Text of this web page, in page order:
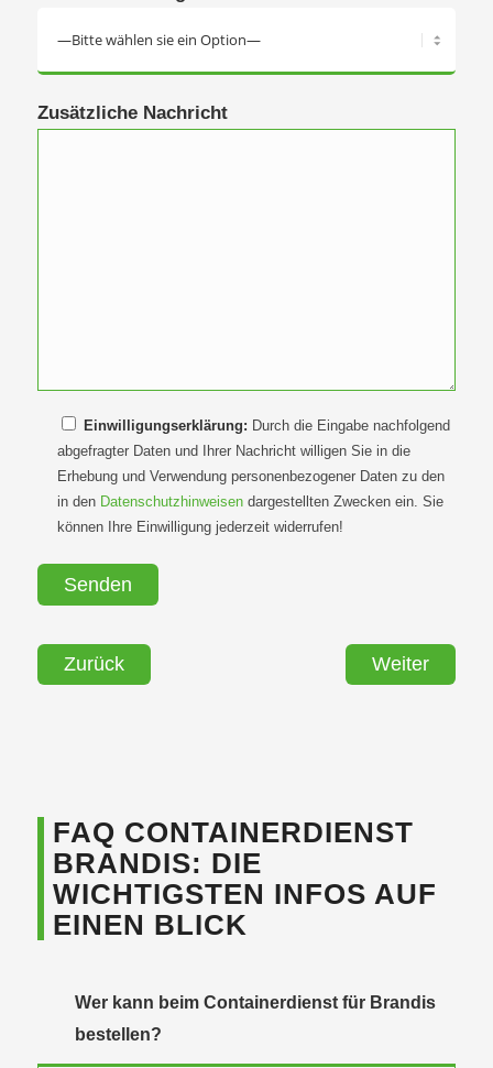
Zusätzliche Nachricht
Einwilligungserklärung: Durch die Eingabe nachfolgend
abgefragter Daten und Ihrer Nachricht willigen Sie in die
Erhebung und Verwendung personenbezogener Daten zu den
in den Datenschutzhinweisendargestellten Zwecken ein. Sie
können Ihre Einwilligung jederzeit widerrufen!
Zurück Weiter
FAQ CONTAINERDIENST
BRANDIS: DIE
WICHTIGSTEN INFOS AUF
EINEN BLICK
Wer kann beim Containerdienst für Brandis
bestellen?